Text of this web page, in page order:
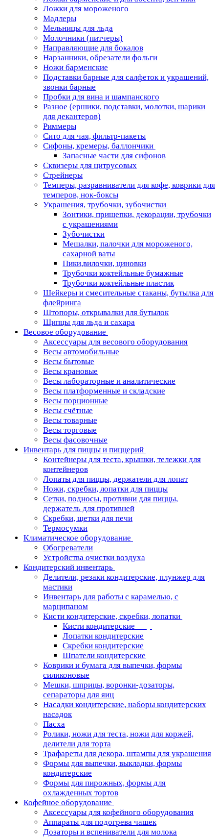
Ложки для мороженого
Мадлеры
Мельницы для льда
Молочники (питчеры)
Направляющие для бокалов
Нарзанники, обрезатели фольги
Ножи барменские
Подставки барные для салфеток и украшений,
звонки барные
Пробки для вина и шампанского
Разное (ершики, подставки, молотки, шарики
для декантеров)
Риммеры
Сито для чая, фильтр-пакеты
Сифоны, кремеры, баллончики
Запасные части для сифонов
Сквизеры для цитрусовых
Стрейнеры
Темперы, разравниватели для кофе, коврики для
темперов, нок-боксы
Украшения, трубочки, зубочистки
Зонтики, прищепки, декорации, трубочки
с украшениями
Зубочистки
Мешалки, палочки для мороженого,
сахарной ваты
Пики,вилочки, циновки
Трубочки коктейльные бумажные
Трубочки коктейльные пластик
Шейкеры и смесительные стаканы, бутылка для
флейринга
Штопоры, открывалки для бутылок
Щипцы для льда и сахара
Весовое оборудование
Аксессуары для весового оборудования
Весы автомобильные
Весы бытовые
Весы крановые
Весы лабораторные и аналитические
Весы платформенные и складские
Весы порционные
Весы счётные
Весы товарные
Весы торговые
Весы фасовочные
Инвентарь для пиццы и пиццерий
Контейнеры для теста, крышки, тележки для
контейнеров
Лопаты для пиццы, держатели для лопат
Ножи, скребки, лопатки для пиццы
Сетки, подносы, противни для пиццы,
держатель для противней
Скребки, щетки для печи
Термосумки
Климатическое оборудование
Обогреватели
Устройства очистки воздуха
Кондитерский инвентарь
Делители, резаки кондитерские, плунжер для
мастики
Инвентарь для работы с карамелью, с
марципаном
Кисти кондитерские, скребки, лопатки
Кисти кондитерские
Лопатки кондитерские
Скребки кондитерские
Шпатели кондитерские
Коврики и бумага для выпечки, формы
силиконовые
Мешки, шприцы, воронки-дозаторы,
сепараторы для яиц
Насадки кондитерские, наборы кондитерских
насадок
Пасха
Ролики, ножи для теста, ножи для коржей,
делители для торта
Трафареты для декора, штампы для украшения
Формы для выпечки, выкладки, формы
кондитерские
Формы для пирожных, формы для
охлажденных тортов
Кофейное оборудование
Аксессуары для кофейного оборудования
Аппараты для подогрева чашек
Дозаторы и вспениватели для молока